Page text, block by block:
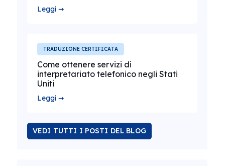
Leggi ➞
TRADUZIONE CERTIFICATA
Come ottenere servizi di
interpretariato telefonico negli Stati
Uniti
Leggi ➞
VEDI TUTTI I POSTI DEL BLOG